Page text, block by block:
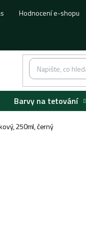
Hodnocení e-shopu
Barvy na tetování
250ml, černý